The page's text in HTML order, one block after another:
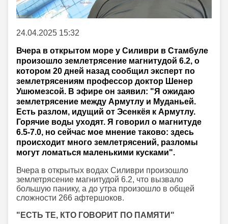
24.04.2025 15:32
Вчера в открытом море у Силиври в Стамбуле
произошло землетрясение магнитудой 6.2, о
котором 20 дней назад сообщил эксперт по
землетрясениям профессор доктор Шенер
Ушюмезсой. В эфире он заявил: "Я ожидаю
землетрясение между Армутлу и Муданьей.
Есть разлом, идущий от Эсенкёя к Армутлу.
Горячие воды уходят. Я говорил о магнитуде
6.5-7.0, но сейчас мое мнение таково: здесь
происходит много землетрясений, разломы
могут ломаться маленькими кусками".
Вчера в открытых водах Силиври произошло
землетрясение магнитудой 6.2, что вызвало
большую панику, а до утра произошло в общей
сложности 266 афтершоков.
"ЕСТЬ ТЕ, КТО ГОВОРИТ ПО ПАМЯТИ"